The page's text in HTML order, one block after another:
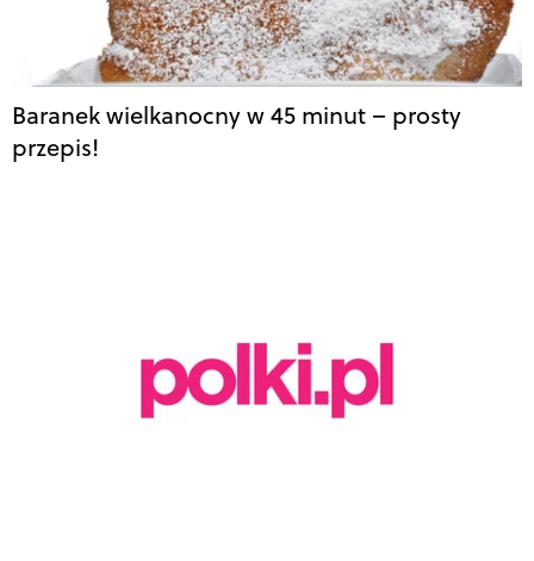
Baranek wielkanocny w 45 minut – prosty
przepis!